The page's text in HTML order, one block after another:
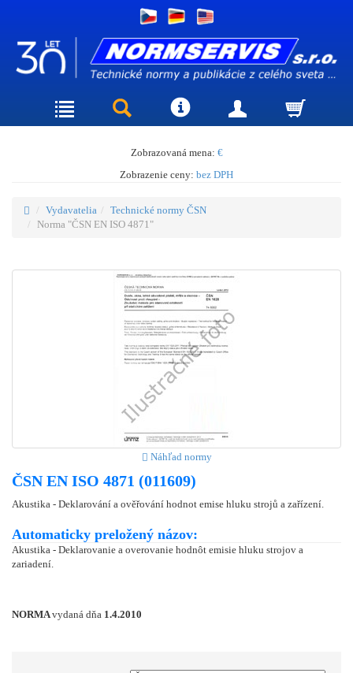
Zobrazovaná mena: €
Zobrazenie ceny: bez DPH
Vydavatelia
Technické normy ČSN
Norma "ČSN EN ISO 4871"
Náhľad normy
ČSN EN ISO 4871 (011609)
Akustika - Deklarování a ověřování hodnot emise hluku strojů a zařízení.
Automaticky preložený názov:
Akustika - Deklarovanie a overovanie hodnôt emisie hluku strojov a
zariadení.
NORMAvydaná dňa 1.4.2010